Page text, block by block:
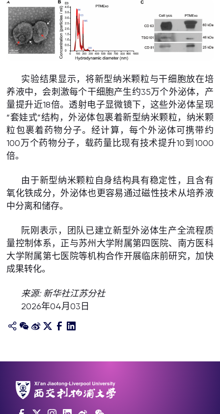
实验结果显示，将新型纳米颗粒与干细胞放在培
养液中，会刺激每个干细胞产生约35万个外泌体，产
量提升近18倍。透射电子显微镜下，这些外泌体呈现
“套娃式”结构，外泌体包裹着新型纳米颗粒，纳米颗
粒包裹着药物分子。经计算，每个外泌体可携带约
100万个药物分子，载药量比现有技术提升10到1000
倍。
由于新型纳米颗粒自身结构具有稳定性，且含有
氧化铁成分，外泌体也更容易通过磁性技术从培养液
中分离和储存。
阮刚表示，团队已建立新型外泌体生产全流程质
量控制体系，正与苏州大学附属第四医院、南方医科
大学附属第七医院等机构合作开展临床前研究，加快
成果转化。
来源: 新华社江苏分社
2026年04月03日